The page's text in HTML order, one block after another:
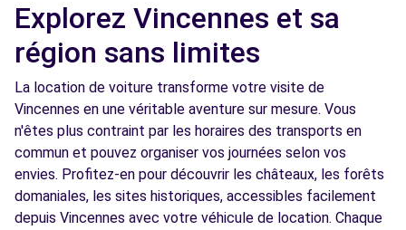
Voir l'agence
Free2move Rent - AUTO SPORT
DAUMESNIL - PARIS (P)
km
13 RUE DUGOMMIER
PARIS, 75012
Voir l'agence
Explorez Vincennes et sa
région sans limites
La location de voiture transforme votre visite de
Vincennes en une véritable aventure sur mesure. Vous
n'êtes plus contraint par les horaires des transports en
commun et pouvez organiser vos journées selon vos
envies. Profitez-en pour découvrir les châteaux, les forêts
domaniales, les sites historiques, accessibles facilement
depuis Vincennes avec votre véhicule de location. Chaque